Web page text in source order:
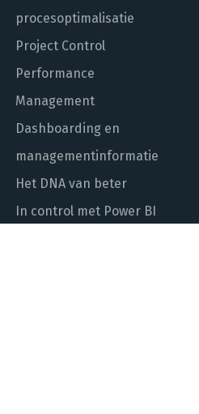
procesoptimalisatie
Project Control
Performance
Management
Dashboarding en
managementinformatie
Het DNA van beter
In control met Power BI